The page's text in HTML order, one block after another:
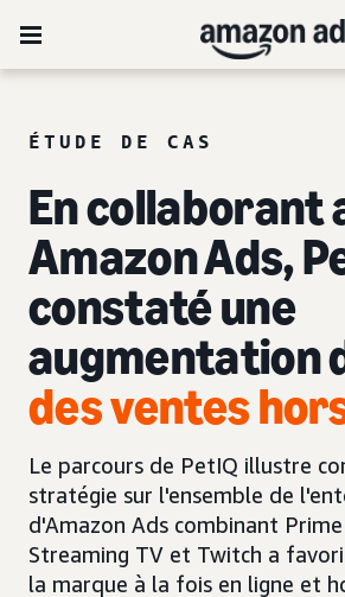
ÉTUDE DE CAS
En collaborant
Amazon Ads,
constaté une
augmentation
desventes
Le parcours de PetIQ illustre
stratégie sur l'ensemble de
d'Amazon Ads combinant
Streaming TV et Twitch a
la marque à la fois en ligne et